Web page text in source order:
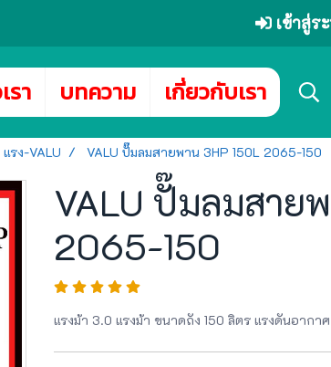
เข้าสู่ร
รา บทความ เกี่ยวกับเรา
รง-VALU VALU ปั๊มลมสายพาน 3HP 150L 2065-150
VALU ปั๊มลมสาย
2065-150
แรงม้า 3.0 แรงม้า ขนาดถัง 150 ลิตร แรงดันอากา